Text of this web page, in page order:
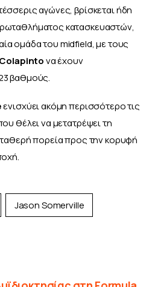
αγώνες, βρίσκεται ήδη
κατασκευαστών,
ομάδα του midfield, με τους
να έχουν
βαθμούς.
ενισχύει ακόμη περισσότερο τις
θέλει να μετατρέψει τη
πορεία προς την κορυφή
Jason Somerville